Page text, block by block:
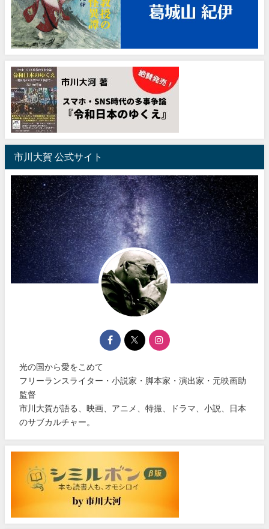
市川大賀 公式サイト
光の国から愛をこめて
フリーランスライター・小説家・脚本家・演出家・元映画助
監督
市川大賀が語る、映画、アニメ、特撮、ドラマ、小説、日本
のサブカルチャー。